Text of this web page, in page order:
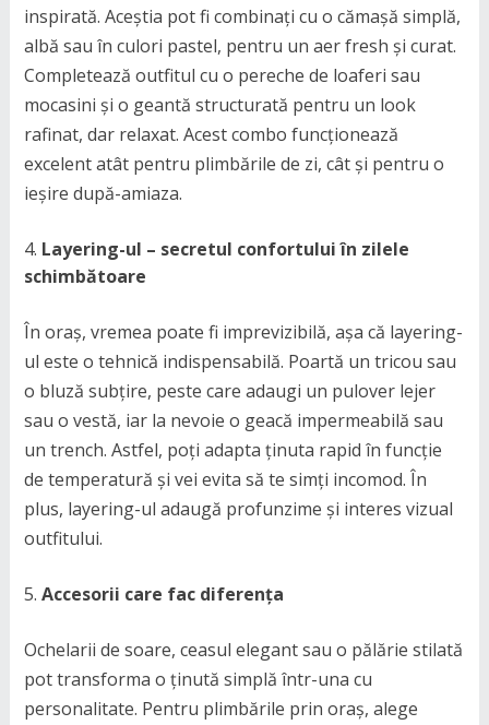
inspirată. Aceștia pot fi combinați cu o cămașă simplă,
albă sau în culori pastel, pentru un aer fresh și curat.
Completează outfitul cu o pereche de loaferi sau
mocasini și o geantă structurată pentru un look
rafinat, dar relaxat. Acest combo funcționează
excelent atât pentru plimbările de zi, cât și pentru o
ieșire după-amiaza.
Layering-ul – secretul confortului în zilele
schimbătoare
În oraș, vremea poate fi imprevizibilă, așa că layering-
ul este o tehnică indispensabilă. Poartă un tricou sau
o bluză subțire, peste care adaugi un pulover lejer
sau o vestă, iar la nevoie o geacă impermeabilă sau
un trench. Astfel, poți adapta ținuta rapid în funcție
de temperatură și vei evita să te simți incomod. În
plus, layering-ul adaugă profunzime și interes vizual
outfitului.
Accesorii care fac diferența
Ochelarii de soare, ceasul elegant sau o pălărie stilată
pot transforma o ținută simplă într-una cu
personalitate. Pentru plimbările prin oraș, alege